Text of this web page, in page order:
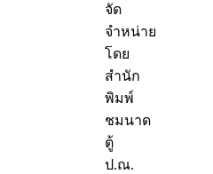
จัด
จำหน่าย
โดย
สำนัก
พิมพ์
ชมนาด
ตู้
ป.ณ.